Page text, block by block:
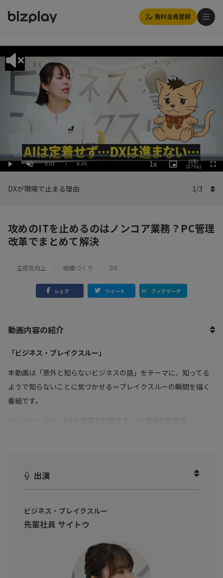
無料会員登録
Play UnmuteCurrent
0:01 / Duration
9:45
Loaded:
6.16%
1x
Playback
Rate
Picture-
in-
自動
(270p)
DXが現場で止まる理由 1/3
攻めのITを止めるのはノンコア業務？PC管理
改革でまとめて解決
生産性向上 組織づくり DX
シェア ツイート ブックマーク
動画内容の紹介
「ビジネス・ブレイクスルー」
本動画は「意外と知らないビジネスの話」をテーマに、知ってる
ようで知らないことに気づかせる＝ブレイクスルーの瞬間を描く
番組です。
そんな理想と現実のギャップを生んでいる正体は、戦略や意欲の
問題ではなく、足元の「PC運用」という前提条件にありました。
で支える「TOiNX M365マネージドPC」を取り上げ、
・端末のバラつきが、最新AIやセキュリティ施策を台無しにする
・「攻めのIT」へシフトするための、運用標準化のメリット
・情シスを火消しから解放し、本来のDX業務に集中させる仕組み
出演
ビジネス・ブレイクスルー
先輩社員 サイトウ